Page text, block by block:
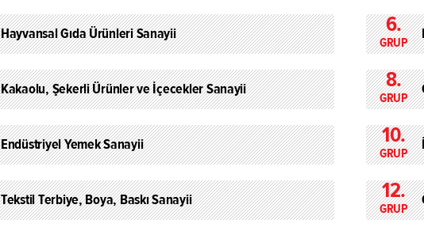
Hayvansal Gıda Ürünleri Sanayii 6.
GRUP
Kakaolu, Şekerli Ürünler ve İçecekler Sanayii 8.
GRUP
Endüstriyel Yemek Sanayii 10.
GRUP
Tekstil Terbiye, Boya, Baskı Sanayii 12.
GRUP